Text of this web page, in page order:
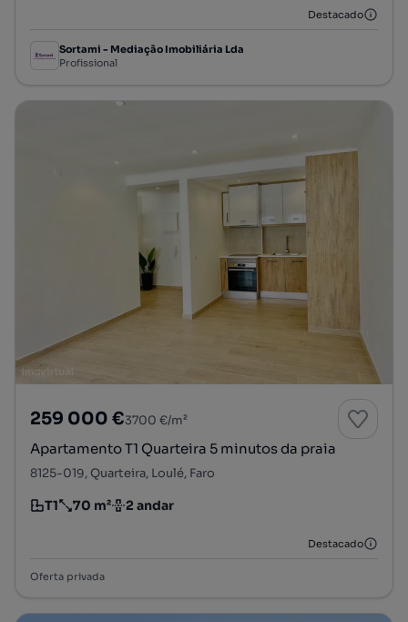
Destacado
Sortami - Mediação Imobiliária Lda
Profissional
259 000 €3700 €/m²
Apartamento T1 Quarteira 5 minutos da praia
8125-019, Quarteira, Loulé, Faro
Tipologia
T1
Preço por metro quadrado
70 m²
Andar 2 andar
Destacado
Oferta privada